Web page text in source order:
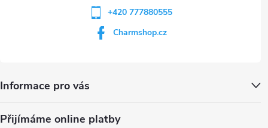
+420 777880555
Charmshop.cz
Informace pro vás
Přijímáme online platby